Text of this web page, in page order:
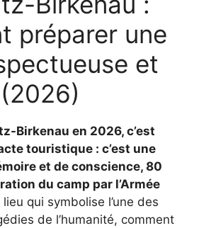
préparer une
et
Birkenau en 2026, c’est
touristique : c’est une
et de conscience, 80
du camp par l’Armée
qui symbolise l’une des
de l’humanité, comment